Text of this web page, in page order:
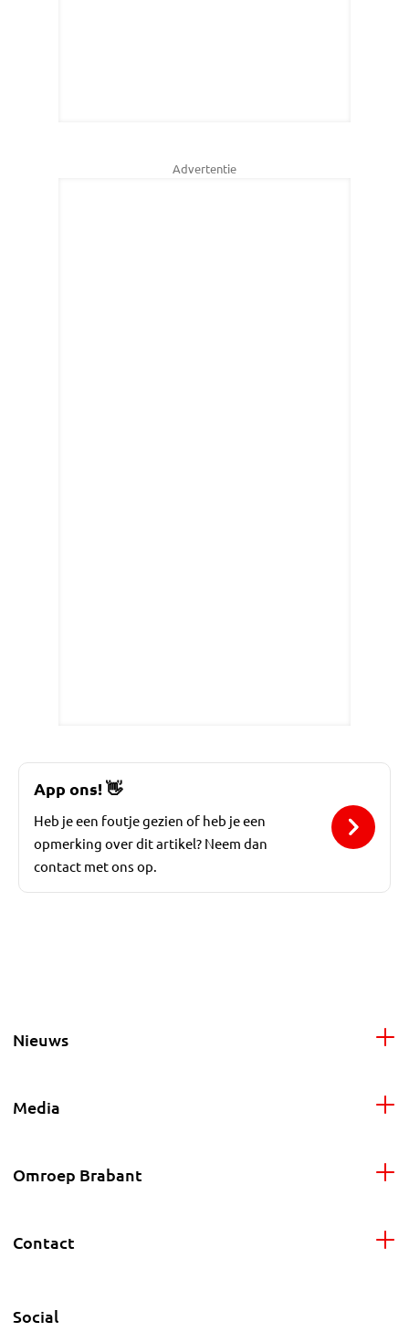
Advertentie
App ons!👋
Heb je een foutje gezien of heb je een
opmerking over dit artikel? Neem dan
contact met ons op.
Nieuws
Media
Omroep Brabant
Contact
Social